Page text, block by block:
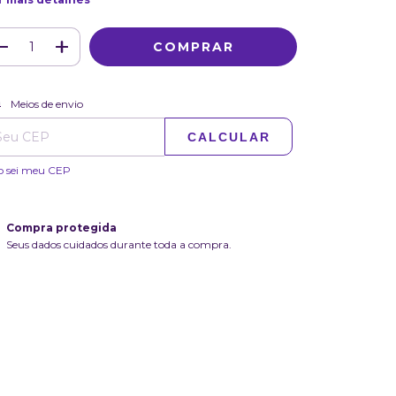
para o CEP:
Meios de envio
CALCULAR
sei meu CEP
Compra protegida
Seus dados cuidados durante toda a compra.